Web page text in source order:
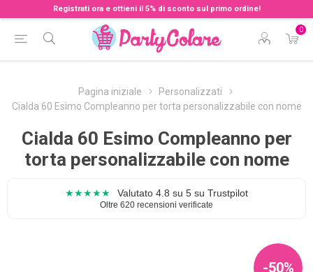
Registrati ora e ottieni il 5% di sconto sul primo ordine!
0
Pagina iniziale
Personalizzati
Cialda 60 Esimo Compleanno per torta personalizzabile con nome
Cialda 60 Esimo Compleanno per
torta personalizzabile con nome
★★★★★ Valutato 4.8 su 5 su Trustpilot
Oltre 620 recensioni verificate
-50%